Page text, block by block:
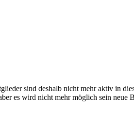
sind deshalb nicht mehr aktiv in
es wird nicht mehr möglich sein neue